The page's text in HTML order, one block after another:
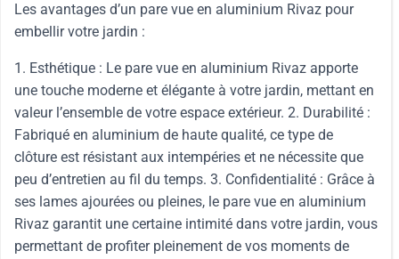
Les avantages d’un pare vue en aluminium Rivaz pour
embellir votre jardin :
1. Esthétique : Le pare vue en aluminium Rivaz apporte
une touche moderne et élégante à votre jardin, mettant en
valeur l’ensemble de votre espace extérieur. 2. Durabilité :
Fabriqué en aluminium de haute qualité, ce type de
clôture est résistant aux intempéries et ne nécessite que
peu d’entretien au fil du temps. 3. Confidentialité : Grâce à
ses lames ajourées ou pleines, le pare vue en aluminium
Rivaz garantit une certaine intimité dans votre jardin, vous
permettant de profiter pleinement de vos moments de